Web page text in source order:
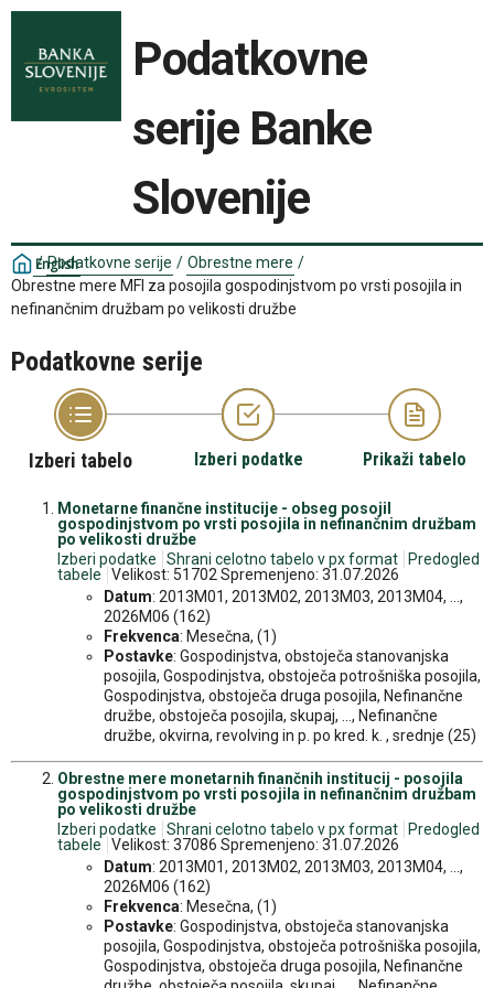
Podatkovne
serije Banke
Slovenije
English
/ Podatkovne serije / Obrestne mere /
Obrestne mere MFI za posojila gospodinjstvom po vrsti posojila in
nefinančnim družbam po velikosti družbe
Podatkovne serije
Izberi tabelo Izberi podatke Prikaži tabelo
Monetarne finančne institucije - obseg posojil
gospodinjstvom po vrsti posojila in nefinančnim družbam
po velikosti družbe
Izberi podatke
Shrani celotno tabelo v px format
Predogled
tabele
Velikost: 51702 Spremenjeno: 31.07.2026
Datum: 2013M01, 2013M02, 2013M03, 2013M04, ...,
2026M06 (162)
Frekvenca: Mesečna, (1)
Postavke: Gospodinjstva, obstoječa stanovanjska
posojila, Gospodinjstva, obstoječa potrošniška posojila,
Gospodinjstva, obstoječa druga posojila, Nefinančne
družbe, obstoječa posojila, skupaj, ..., Nefinančne
družbe, okvirna, revolving in p. po kred. k. , srednje (25)
Obrestne mere monetarnih finančnih institucij - posojila
gospodinjstvom po vrsti posojila in nefinančnim družbam
po velikosti družbe
Izberi podatke
Shrani celotno tabelo v px format
Predogled
tabele
Velikost: 37086 Spremenjeno: 31.07.2026
Datum: 2013M01, 2013M02, 2013M03, 2013M04, ...,
2026M06 (162)
Frekvenca: Mesečna, (1)
Postavke: Gospodinjstva, obstoječa stanovanjska
posojila, Gospodinjstva, obstoječa potrošniška posojila,
Gospodinjstva, obstoječa druga posojila, Nefinančne